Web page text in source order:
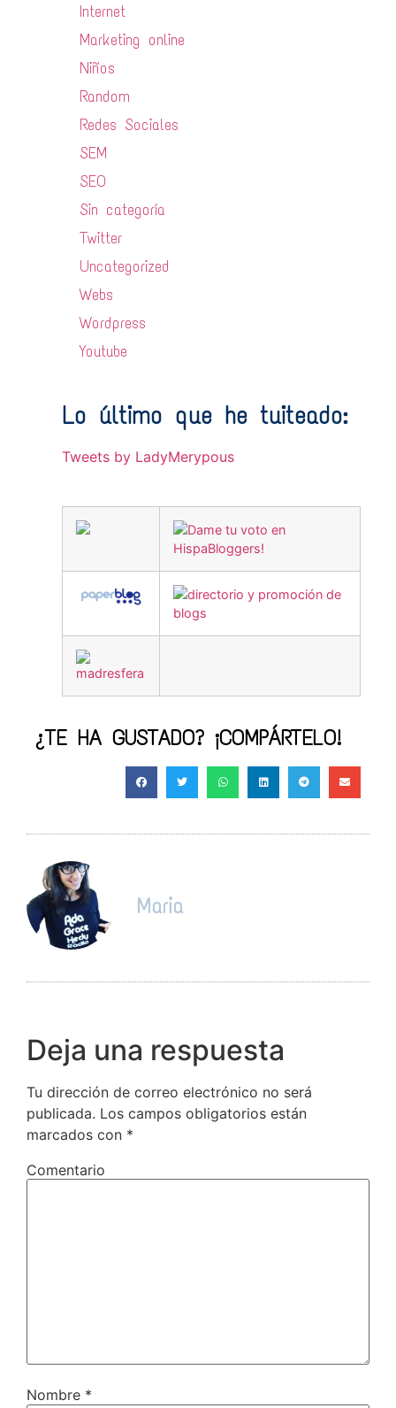
Internet
Marketing online
Niños
Random
Redes Sociales
SEM
SEO
Sin categoría
Twitter
Uncategorized
Webs
Wordpress
Youtube
Lo último que he tuiteado:
Tweets by LadyMerypous
¿TE HA GUSTADO? ¡COMPÁRTELO!
Maria
Deja una respuesta
Tu dirección de correo electrónico no será
publicada. Los campos obligatorios están
marcados con *
Comentario
Nombre *